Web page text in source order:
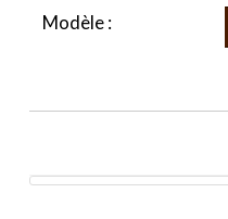
Modèle :